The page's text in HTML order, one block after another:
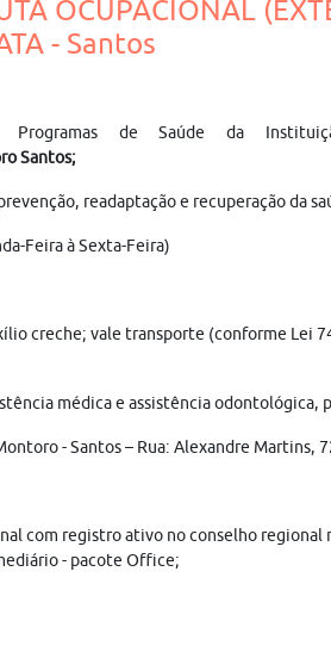
OCUPACIONAL
- Santos
de Saúde da
Santos;
readaptação e recuperação da
Feira à Sexta-Feira)
creche; vale transporte (conforme Lei
médica e assistência odontológica,
- Santos – Rua: Alexandre Martins,
com registro ativo no conselho
- pacote Office;